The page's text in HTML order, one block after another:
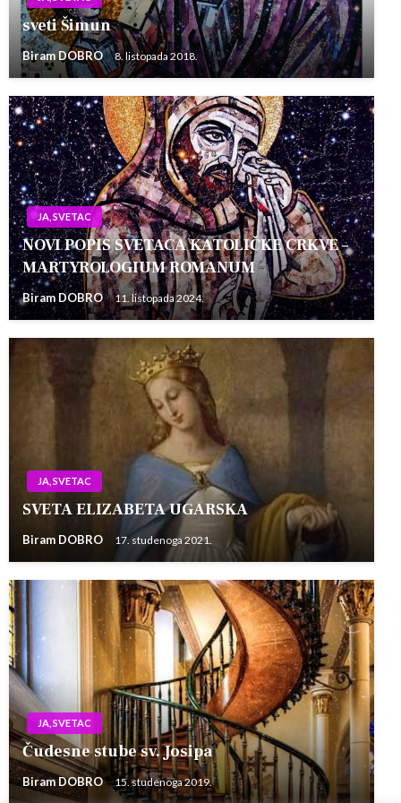
sveti Šimun
Biram DOBRO 8. listopada 2018.
JA, SVETAC
NOVI POPIS SVETACA KATOLIČKE CRKVE –
MARTYROLOGIUM ROMANUM
Biram DOBRO 11. listopada 2024.
JA, SVETAC
SVETA ELIZABETA UGARSKA
Biram DOBRO 17. studenoga 2021.
JA, SVETAC
Čudesne stube sv. Josipa
Biram DOBRO 15. studenoga 2019.